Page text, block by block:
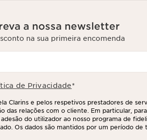
a nossa newsletter
na sua primeira encomenda
de Privacidade*
Clarins e pelos respetivos prestadores de
das relações com o cliente. Em particular,
do utilizador ao nosso programa de
Os dados são mantidos por um período de
Tem o direito de aceder, corrigir,